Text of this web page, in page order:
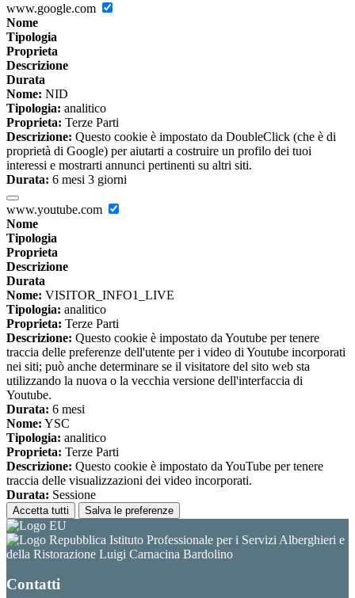
www.google.com
Nome
Tipologia
Proprieta
Descrizione
Durata
Nome: NID
Tipologia: analitico
Proprieta: Terze Parti
Descrizione: Questo cookie è impostato da DoubleClick (che è di
proprietà di Google) per aiutarti a costruire un profilo dei tuoi
interessi e mostrarti annunci pertinenti su altri siti.
Durata: 6 mesi 3 giorni
www.youtube.com
Nome
Tipologia
Proprieta
Descrizione
Durata
Nome: VISITOR_INFO1_LIVE
Tipologia: analitico
Proprieta: Terze Parti
Descrizione: Questo cookie è impostato da Youtube per tenere
traccia delle preferenze dell'utente per i video di Youtube incorporati
nei siti; può anche determinare se il visitatore del sito web sta
utilizzando la nuova o la vecchia versione dell'interfaccia di
Youtube.
Durata: 6 mesi
Nome: YSC
Tipologia: analitico
Proprieta: Terze Parti
Descrizione: Questo cookie è impostato da YouTube per tenere
traccia delle visualizzazioni dei video incorporati.
Durata: Sessione
Accetta tutti Salva le preferenze
Istituto Professionale per i Servizi Alberghieri e
della Ristorazione Luigi Carnacina Bardolino
Contatti